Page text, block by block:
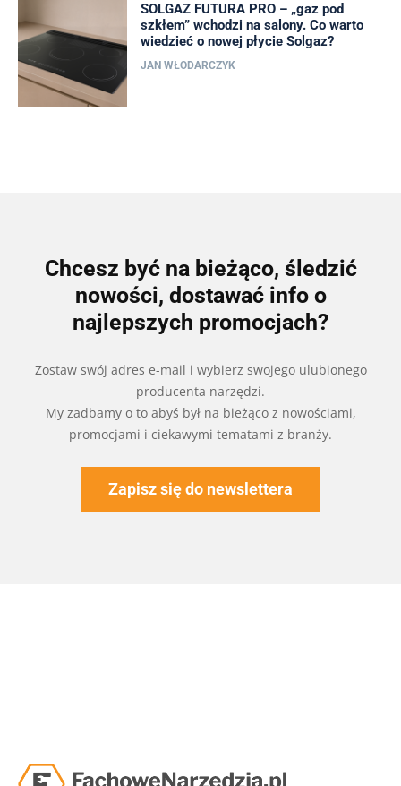
SOLGAZ FUTURA PRO – „gaz pod
szkłem” wchodzi na salony. Co warto
wiedzieć o nowej płycie Solgaz?
JAN WŁODARCZYK
Chcesz być na bieżąco, śledzić
nowości, dostawać info o
najlepszych promocjach?
Zostaw swój adres e-mail i wybierz swojego ulubionego
producenta narzędzi.
My zadbamy o to abyś był na bieżąco z nowościami,
promocjami i ciekawymi tematami z branży.
Zapisz się do newslettera